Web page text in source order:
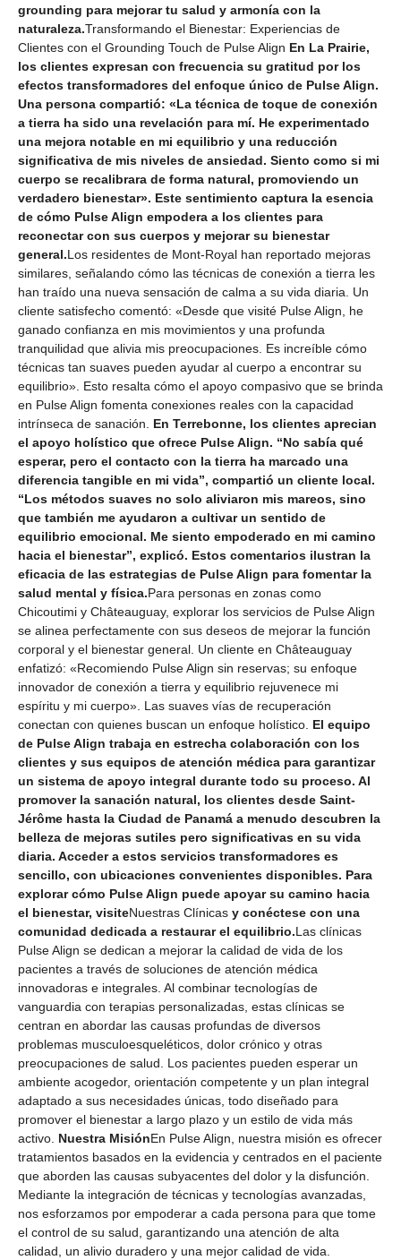
grounding para mejorar tu salud y armonía con la
naturaleza.Transformando el Bienestar: Experiencias de
Clientes con el Grounding Touch de Pulse Align En La Prairie,
los clientes expresan con frecuencia su gratitud por los
efectos transformadores del enfoque único de Pulse Align.
Una persona compartió: «La técnica de toque de conexión
a tierra ha sido una revelación para mí. He experimentado
una mejora notable en mi equilibrio y una reducción
significativa de mis niveles de ansiedad. Siento como si mi
cuerpo se recalibrara de forma natural, promoviendo un
verdadero bienestar». Este sentimiento captura la esencia
de cómo Pulse Align empodera a los clientes para
reconectar con sus cuerpos y mejorar su bienestar
general.Los residentes de Mont-Royal han reportado mejoras
similares, señalando cómo las técnicas de conexión a tierra les
han traído una nueva sensación de calma a su vida diaria. Un
cliente satisfecho comentó: «Desde que visité Pulse Align, he
ganado confianza en mis movimientos y una profunda
tranquilidad que alivia mis preocupaciones. Es increíble cómo
técnicas tan suaves pueden ayudar al cuerpo a encontrar su
equilibrio». Esto resalta cómo el apoyo compasivo que se brinda
en Pulse Align fomenta conexiones reales con la capacidad
intrínseca de sanación. En Terrebonne, los clientes aprecian
el apoyo holístico que ofrece Pulse Align. “No sabía qué
esperar, pero el contacto con la tierra ha marcado una
diferencia tangible en mi vida”, compartió un cliente local.
“Los métodos suaves no solo aliviaron mis mareos, sino
que también me ayudaron a cultivar un sentido de
equilibrio emocional. Me siento empoderado en mi camino
hacia el bienestar”, explicó. Estos comentarios ilustran la
eficacia de las estrategias de Pulse Align para fomentar la
salud mental y física.Para personas en zonas como
Chicoutimi y Châteauguay, explorar los servicios de Pulse Align
se alinea perfectamente con sus deseos de mejorar la función
corporal y el bienestar general. Un cliente en Châteauguay
enfatizó: «Recomiendo Pulse Align sin reservas; su enfoque
innovador de conexión a tierra y equilibrio rejuvenece mi
espíritu y mi cuerpo». Las suaves vías de recuperación
conectan con quienes buscan un enfoque holístico. El equipo
de Pulse Align trabaja en estrecha colaboración con los
clientes y sus equipos de atención médica para garantizar
un sistema de apoyo integral durante todo su proceso. Al
promover la sanación natural, los clientes desde Saint-
Jérôme hasta la Ciudad de Panamá a menudo descubren la
belleza de mejoras sutiles pero significativas en su vida
diaria. Acceder a estos servicios transformadores es
sencillo, con ubicaciones convenientes disponibles. Para
explorar cómo Pulse Align puede apoyar su camino hacia
el bienestar, visiteNuestras Clínicas y conéctese con una
comunidad dedicada a restaurar el equilibrio.Las clínicas
Pulse Align se dedican a mejorar la calidad de vida de los
pacientes a través de soluciones de atención médica
innovadoras e integrales. Al combinar tecnologías de
vanguardia con terapias personalizadas, estas clínicas se
centran en abordar las causas profundas de diversos
problemas musculoesqueléticos, dolor crónico y otras
preocupaciones de salud. Los pacientes pueden esperar un
ambiente acogedor, orientación competente y un plan integral
adaptado a sus necesidades únicas, todo diseñado para
promover el bienestar a largo plazo y un estilo de vida más
activo. Nuestra MisiónEn Pulse Align, nuestra misión es ofrecer
tratamientos basados ​​en la evidencia y centrados en el paciente
que aborden las causas subyacentes del dolor y la disfunción.
Mediante la integración de técnicas y tecnologías avanzadas,
nos esforzamos por empoderar a cada persona para que tome
el control de su salud, garantizando una atención de alta
calidad, un alivio duradero y una mejor calidad de vida.